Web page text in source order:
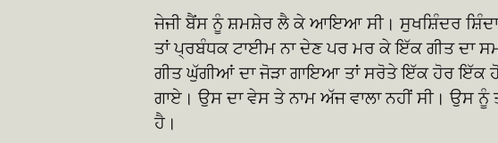
ਜੇਜੀ ਬੈਂਸ ਨੂੰ ਸ਼ਮਸ਼ੇਰ ਲੈ ਕੇ ਆਇਆ ਸੀ। ਸੁਖਸ਼ਿੰਦਰ
ਤਾਂ ਪ੍ਰਬੰਧਕ ਟਾਈਮ ਨਾ ਦੇਣ ਪਰ ਮਰ ਕੇ ਇੱਕ ਗੀਤ ਦਾ
ਗੀਤ ਘੁੱਗੀਆਂ ਦਾ ਜੋੜਾ ਗਾਇਆ ਤਾਂ ਸਰੋਤੇ ਇੱਕ ਹੋਰ ਇੱਕ
ਗਾਏ। ਉਸ ਦਾ ਵੇਸ ਤੇ ਨਾਮ ਅੱਜ ਵਾਲਾ ਨਹੀਂ ਸੀ। ਉਸ
ਹੈ।